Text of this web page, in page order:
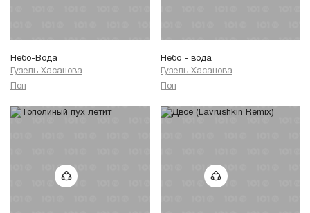
Небо-Вода
Гузель Хасанова
Поп
Небо - вода
Гузель Хасанова
Поп